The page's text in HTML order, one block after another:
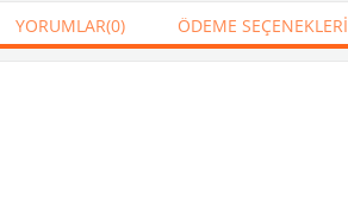
YORUMLAR(0) ÖDEME SEÇENEKLERI